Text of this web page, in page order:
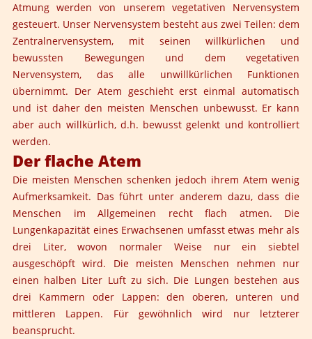
Atmung werden von unserem vegetativen Nervensystem
gesteuert. Unser Nervensystem besteht aus zwei Teilen: dem
Zentralnervensystem, mit seinen willkürlichen und
bewussten Bewegungen und dem vegetativen
Nervensystem, das alle unwillkürlichen Funktionen
übernimmt. Der Atem geschieht erst einmal automatisch
und ist daher den meisten Menschen unbewusst. Er kann
aber auch willkürlich, d.h. bewusst gelenkt und kontrolliert
werden.
Der flache Atem
Die meisten Menschen schenken jedoch ihrem Atem wenig
Aufmerksamkeit. Das führt unter anderem dazu, dass die
Menschen im Allgemeinen recht flach atmen. Die
Lungenkapazität eines Erwachsenen umfasst etwas mehr als
drei Liter, wovon normaler Weise nur ein siebtel
ausgeschöpft wird. Die meisten Menschen nehmen nur
einen halben Liter Luft zu sich. Die Lungen bestehen aus
drei Kammern oder Lappen: den oberen, unteren und
mittleren Lappen. Für gewöhnlich wird nur letzterer
beansprucht.